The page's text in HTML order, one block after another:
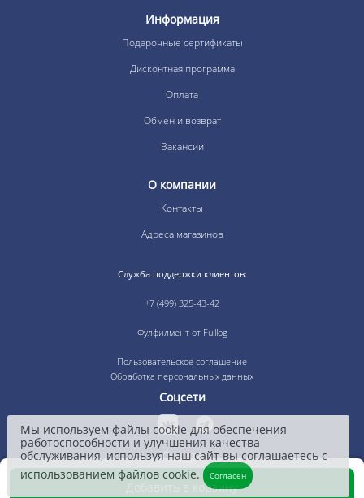
Добавить в корзину
Информация
Подарочные сертификаты
Дисконтная программа
Оплата
Обмен и возврат
Вакансии
О компании
Контакты
Адреса магазинов
Служба поддержки клиентов:
+7 (499) 325-43-42
Фулфилмент от Fulllog
Пользовательское соглашение
Обработка персональных данных
Соцсети
Оплата
Мы используем файлы cookie для обеспечения
работоспособности и улучшения качества
обслуживания, используя наш сайт вы соглашаетесь с
использованием файлов cookie.
Согласен